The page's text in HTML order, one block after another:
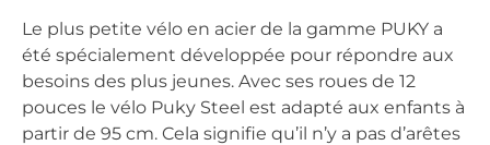
Le plus petite vélo en acier de la gamme PUKY a
été spécialement développée pour répondre aux
besoins des plus jeunes. Avec ses roues de 12
pouces le vélo Puky Steel est adapté aux enfants à
partir de 95 cm. Cela signifie qu’il n’y a pas d’arêtes